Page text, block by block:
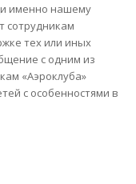
именно нашему
сотрудникам
тех или иных
с одним из
«Аэроклуба»
с особенностями в